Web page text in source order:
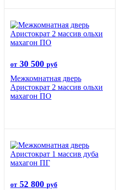
от 30 500 руб
Межкомнатная дверь
Аристократ 2 массив ольхи
махагон ПО
от 52 800 руб